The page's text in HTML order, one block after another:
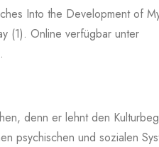
Into the Development of
(1). Online verfügbar unter
denn er lehnt den
psychischen und sozialen